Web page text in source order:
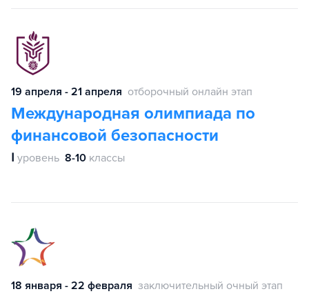
19 апреля - 21 апреля отборочный онлайн этап
Международная олимпиада по
финансовой безопасности
Ⅰ уровень 8-10 классы
18 января - 22 февраля заключительный очный этап